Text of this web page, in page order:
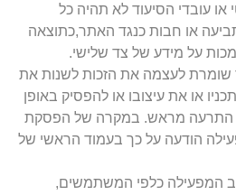
עובדי הסיעוד לא תהיה כל
או חבות כנגד האתר,כתוצאה
על מידע של צד שלישי.
לעצמה את הזכות לשנות את
או את עיצובו או להפסיק באופן
התרעה מראש. במקרה של הפסקת
הודעה על כך בעמוד הראשי של
המפעילה כלפי המשתמשים,